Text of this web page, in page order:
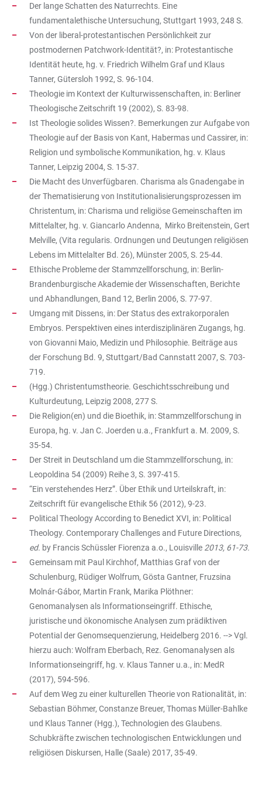
Der lange Schatten des Naturrechts. Eine
fundamentalethische Untersuchung, Stuttgart 1993, 248 S.
Von der liberal-protestantischen Persönlichkeit zur
postmodernen Patchwork-Identität?, in: Protestantische
Identität heute, hg. v. Friedrich Wilhelm Graf und Klaus
Tanner, Gütersloh 1992, S. 96-104.
Theologie im Kontext der Kulturwissenschaften, in: Berliner
Theologische Zeitschrift 19 (2002), S. 83-98.
Ist Theologie solides Wissen?. Bemerkungen zur Aufgabe von
Theologie auf der Basis von Kant, Habermas und Cassirer, in:
Religion und symbolische Kommunikation, hg. v. Klaus
Tanner, Leipzig 2004, S. 15-37.
Die Macht des Unverfügbaren. Charisma als Gnadengabe in
der Thematisierung von Institutionalisierungsprozessen im
Christentum, in: Charisma und religiöse Gemeinschaften im
Mittelalter, hg. v. Giancarlo Andenna, Mirko Breitenstein, Gert
Melville, (Vita regularis. Ordnungen und Deutungen religiösen
Lebens im Mittelalter Bd. 26), Münster 2005, S. 25-44.
Ethische Probleme der Stammzellforschung, in: Berlin-
Brandenburgische Akademie der Wissenschaften, Berichte
und Abhandlungen, Band 12, Berlin 2006, S. 77-97.
Umgang mit Dissens, in: Der Status des extrakorporalen
Embryos. Perspektiven eines interdisziplinären Zugangs, hg.
von Giovanni Maio, Medizin und Philosophie. Beiträge aus
der Forschung Bd. 9, Stuttgart/Bad Cannstatt 2007, S. 703-
719.
(Hgg.) Christentumstheorie. Geschichtsschreibung und
Kulturdeutung, Leipzig 2008, 277 S.
Die Religion(en) und die Bioethik, in: Stammzellforschung in
Europa, hg. v. Jan C. Joerden u.a., Frankfurt a. M. 2009, S.
35-54.
Der Streit in Deutschland um die Stammzellforschung, in:
Leopoldina 54 (2009) Reihe 3, S. 397-415.
“Ein verstehendes Herz”. Über Ethik und Urteilskraft, in:
Zeitschrift für evangelische Ethik 56 (2012), 9-23.
Political Theology According to Benedict XVI, in: Political
Theology. Contemporary Challenges and Future Directions,
ed. by Francis Schüssler Fiorenza a.o., Louisville 2013, 61-73.
Gemeinsam mit Paul Kirchhof, Matthias Graf von der
Schulenburg, Rüdiger Wolfrum, Gösta Gantner, Fruzsina
Molnár-Gábor, Martin Frank, Marika Plöthner:
Genomanalysen als Informationseingriff. Ethische,
juristische und ökonomische Analysen zum prädiktiven
Potential der Genomsequenzierung, Heidelberg 2016. --> Vgl.
hierzu auch: Wolfram Eberbach, Rez. Genomanalysen als
Informationseingriff, hg. v. Klaus Tanner u.a., in: MedR
(2017), 594-596.
Auf dem Weg zu einer kulturellen Theorie von Rationalität, in:
Sebastian Böhmer, Constanze Breuer, Thomas Müller-Bahlke
und Klaus Tanner (Hgg.), Technologien des Glaubens.
Schubkräfte zwischen technologischen Entwicklungen und
religiösen Diskursen, Halle (Saale) 2017, 35-49.